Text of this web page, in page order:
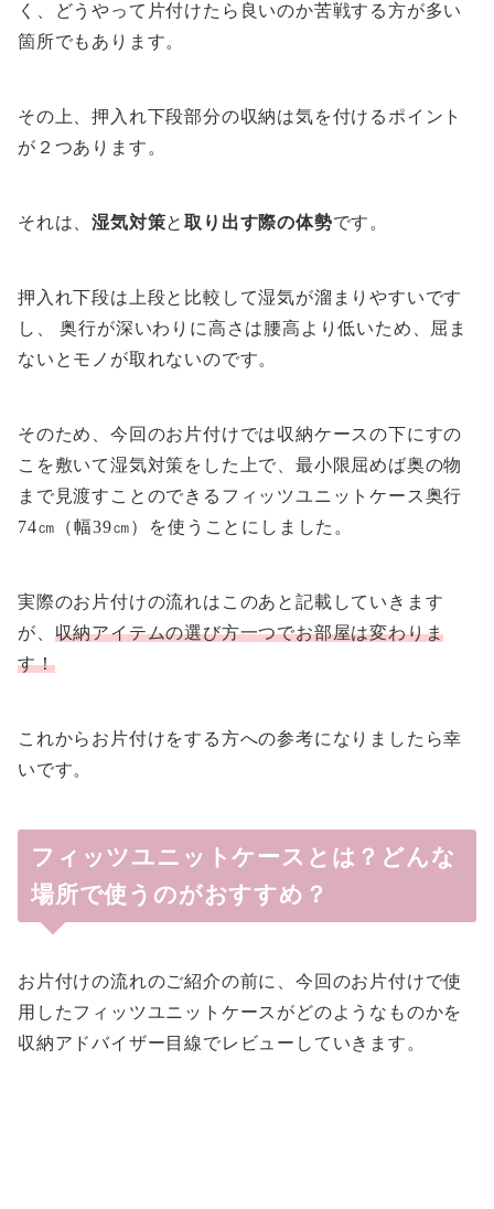
く、どうやって片付けたら良いのか苦戦する方が多い
箇所でもあります。
その上、押入れ下段部分の収納は気を付けるポイント
が２つあります。
それは、湿気対策と取り出す際の体勢です。
押入れ下段は上段と比較して湿気が溜まりやすいです
し、 奥行が深いわりに高さは腰高より低いため、屈ま
ないとモノが取れないのです。
そのため、今回のお片付けでは収納ケースの下にすの
こを敷いて湿気対策をした上で、最小限屈めば奥の物
まで見渡すことのできるフィッツユニットケース奥行
74㎝（幅39㎝）を使うことにしました。
実際のお片付けの流れはこのあと記載していきます
が、 収納アイテムの選び方一つでお部屋は変わりま
す！
これからお片付けをする方への参考になりましたら幸
いです。
フィッツユニットケースとは？どんな
場所で使うのがおすすめ？
お片付けの流れのご紹介の前に、今回のお片付けで使
用したフィッツユニットケースがどのようなものかを
収納アドバイザー目線でレビューしていきます。